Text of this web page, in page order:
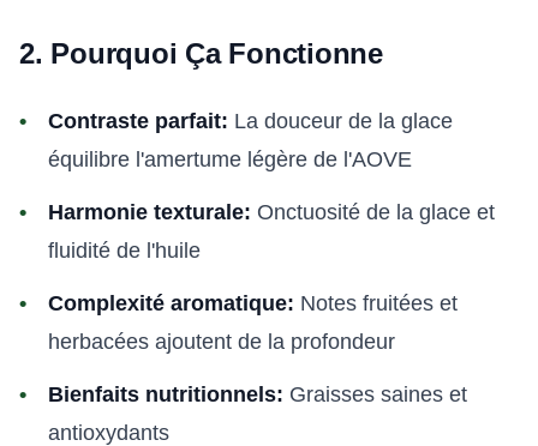
2. Pourquoi Ça Fonctionne
Contraste parfait: La douceur de la glace
équilibre l'amertume légère de l'AOVE
Harmonie texturale: Onctuosité de la glace et
fluidité de l'huile
Complexité aromatique: Notes fruitées et
herbacées ajoutent de la profondeur
Bienfaits nutritionnels: Graisses saines et
antioxydants